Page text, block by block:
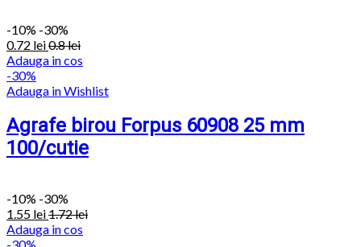
-10% -30%
0.72 lei0.8lei
Adauga in cos
-30%
Adauga in Wishlist
Agrafe birou Forpus 60908 25 mm
100/cutie
-10% -30%
1.55 lei1.72lei
Adauga in cos